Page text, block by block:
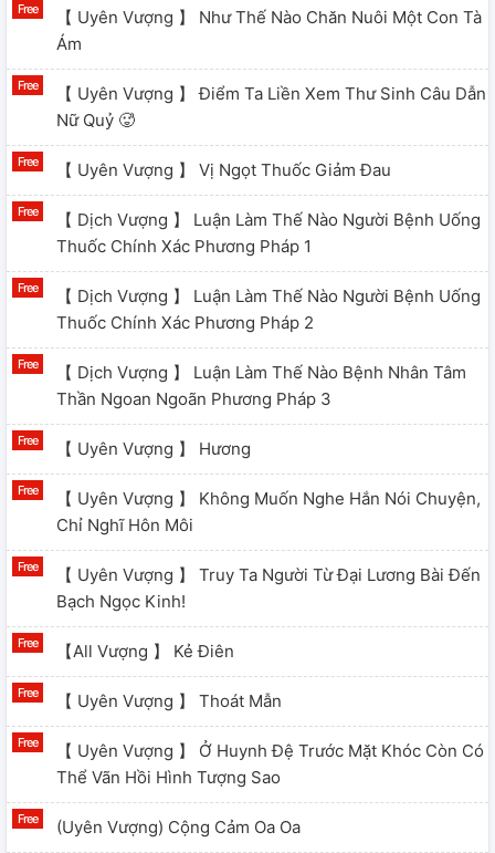
【 Uyên Vượng 】 Như Thế Nào Chăn Nuôi Một Con Tà
Ám
【 Uyên Vượng 】 Điểm Ta Liền Xem Thư Sinh Câu Dẫn
Nữ Quỷ 🥵
【 Uyên Vượng 】 Vị Ngọt Thuốc Giảm Đau
【 Dịch Vượng 】 Luận Làm Thế Nào Người Bệnh Uống
Thuốc Chính Xác Phương Pháp 1
【 Dịch Vượng 】 Luận Làm Thế Nào Người Bệnh Uống
Thuốc Chính Xác Phương Pháp 2
【 Dịch Vượng 】 Luận Làm Thế Nào Bệnh Nhân Tâm
Thần Ngoan Ngoãn Phương Pháp 3
【 Uyên Vượng 】 Hương
【 Uyên Vượng 】 Không Muốn Nghe Hắn Nói Chuyện,
Chỉ Nghĩ Hôn Môi
【 Uyên Vượng 】 Truy Ta Người Từ Đại Lương Bài Đến
Bạch Ngọc Kinh!
【All Vượng 】 Kẻ Điên
【 Uyên Vượng 】 Thoát Mẫn
【 Uyên Vượng 】 Ở Huynh Đệ Trước Mặt Khóc Còn Có
Thể Vãn Hồi Hình Tượng Sao
(Uyên Vượng) Cộng Cảm Oa Oa